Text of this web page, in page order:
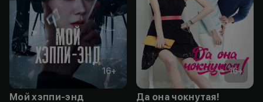
16+
Мой хэппи-энд
16+
Да она чокнутая!